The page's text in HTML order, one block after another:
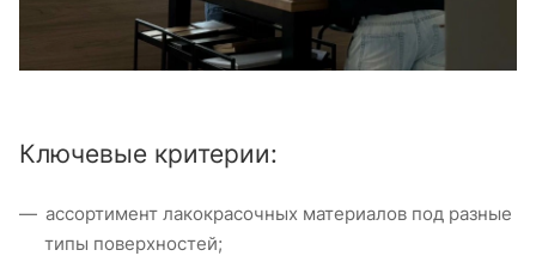
Ключевые критерии:
ассортимент лакокрасочных материалов под разные
типы поверхностей;